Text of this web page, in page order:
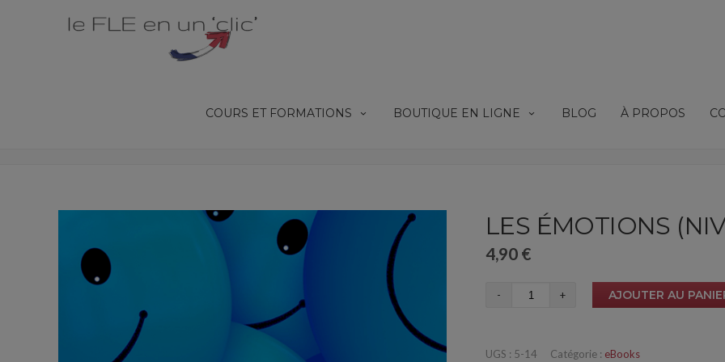
COURS ET FORMATIONS BOUTIQUE EN LIGNE BLOG À PROPOS
LES ÉMOTIONS (NIVEAU A2)
LES ÉMOTIONS
4,90 €
quantité
émotions
AJOUTER AU
UGS : 5-14 Catégorie : eBooks